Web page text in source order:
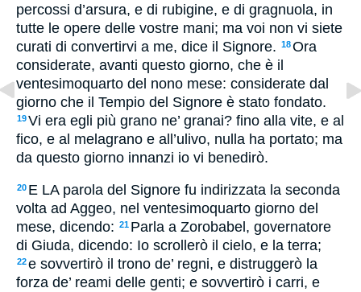
percossi d’arsura, e di rubigine, e di gragnuola, in
tutte le opere delle vostre mani; ma voi non vi siete
curati di convertirvi a me, dice il Signore. 18Ora
considerate, avanti questo giorno, che è il
ventesimoquarto del nono mese: considerate dal
giorno che il Tempio del Signore è stato fondato.
19Vi era egli più grano ne’ granai? fino alla vite, e al
fico, e al melagrano e all’ulivo, nulla ha portato; ma
da questo giorno innanzi io vi benedirò.
20 E LA parola del Signore fu indirizzata la seconda
volta ad Aggeo, nel ventesimoquarto giorno del
mese, dicendo: 21 Parla a Zorobabel, governatore
di Giuda, dicendo: Io scrollerò il cielo, e la terra;
22e sovvertirò il trono de’ regni, e distruggerò la
forza de’ reami delle genti; e sovvertirò i carri, e